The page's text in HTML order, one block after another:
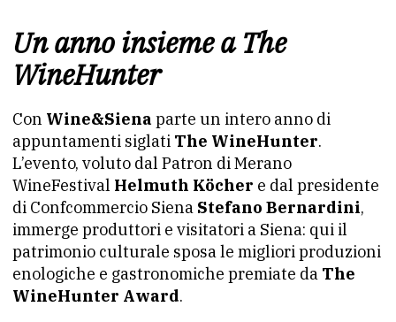
Un anno insieme a The
WineHunter
Con Wine&Siena parte un intero anno di
appuntamenti siglati The WineHunter.
L’evento, voluto dal Patron di Merano
WineFestival Helmuth Köcher e dal presidente
di Confcommercio Siena Stefano Bernardini,
immerge produttori e visitatori a Siena: qui il
patrimonio culturale sposa le migliori produzioni
enologiche e gastronomiche premiate da The
WineHunter Award.